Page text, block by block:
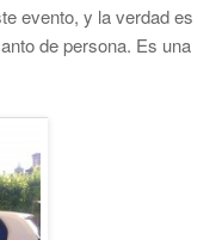
evento, y la verdad es
de persona. Es una